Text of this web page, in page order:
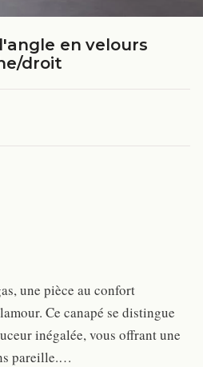
en velours
droit
une pièce au confort
Ce canapé se distingue
inégalée, vous offrant une
pareille.…